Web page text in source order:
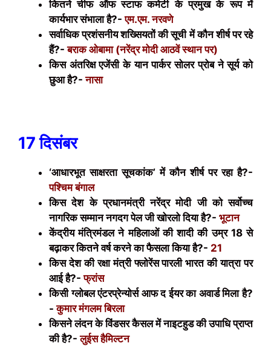
कितने चीफ ऑफ स्टाफ कमेटी के प्रमुख के रूप में
कार्यभार संभाला है?-एम.एम. नरवणे
सर्वाधिक प्रशंसनीय शख्सियतों की सूची में कौन शीर्ष पर रहे
हैं?-बराक ओबामा (नरेंद्र मोदी आठवें स्थान पर)
किस अंतरिक्ष एजेंसी के यान पार्कर सोलर प्रोब ने सूर्य को
छुआ है?-नासा
17 दिसंबर
‘आधारभूत साक्षरता सूचकांक’ में कौन शीर्ष पर रहा है?-
पश्चिम बंगाल
किस देश के प्रधानमंत्री नरेंद्र मोदी जी को सर्वोच्च
नागरिक सम्मान नगदग पेल जी खोरलो दिया है?- भूटान
केंद्रीय मंत्रिमंडल ने महिलाओं की शादी की उम्र 18 से
बढ़ाकर कितने वर्ष करने का फैसला किया है?- 21
किस देश की रक्षा मंत्री फ्लोरेंस पारली भारत की यात्रा पर
आई है?-फ्रांस
किसी ग्लोबल एंटरप्रेन्योर्स आफ द ईयर का अवार्ड मिला है?
-कुमार मंगलम बिरला
किसने लंदन के विंडसर कैसल में नाइटहुड की उपाधि प्राप्त
की है?-लुईस हैमिल्टन